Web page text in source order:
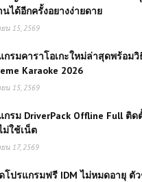
นได้อีกครั้งอยางง่ายดาย
น 15, 2569
กรมคาราโอเกะใหม่ล่าสุดพร้อม
Karaoke 2026
น 15, 2569
กรม DriverPack Offline Full ติด
ม่ใช้เน็ต
น 17, 2569
โปรแกรมฟรี IDM ไม่หมดอายุ ตั